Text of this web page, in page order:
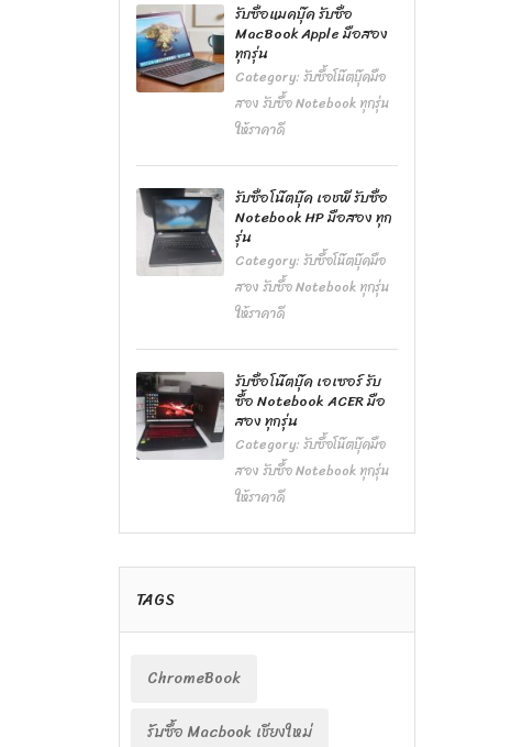
รับซื้อแมคบุ๊ค รับซื้อ
MacBook Apple มือสอง
ทุกรุ่น
Category:รับซื้อโน๊ตบุ๊คมือ
สอง รับซื้อ Notebook ทุกรุ่น
ให้ราคาดี
รับซื้อโน๊ตบุ๊ค เอชพี รับซื้อ
Notebook HP มือสอง ทุก
รุ่น
Category:รับซื้อโน๊ตบุ๊คมือ
สอง รับซื้อ Notebook ทุกรุ่น
ให้ราคาดี
รับซื้อโน๊ตบุ๊ค เอเซอร์ รับ
ซื้อ Notebook ACER มือ
สอง ทุกรุ่น
Category:รับซื้อโน๊ตบุ๊คมือ
สอง รับซื้อ Notebook ทุกรุ่น
ให้ราคาดี
TAGS
ChromeBook
รับซื้อ Macbook เชียงใหม่